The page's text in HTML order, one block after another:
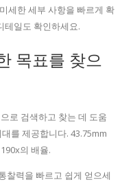
세한 세부 사항을 빠르게 확
테일도 확인하세요.
목표를 찾으
로 검색하고 찾는 데 도움
를 제공합니다. 43.75mm
의 배율.
찰력을 빠르고 쉽게 얻으세